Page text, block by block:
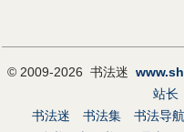
© 2009-2026 书法迷
站长
书法迷
书法集 书法导航